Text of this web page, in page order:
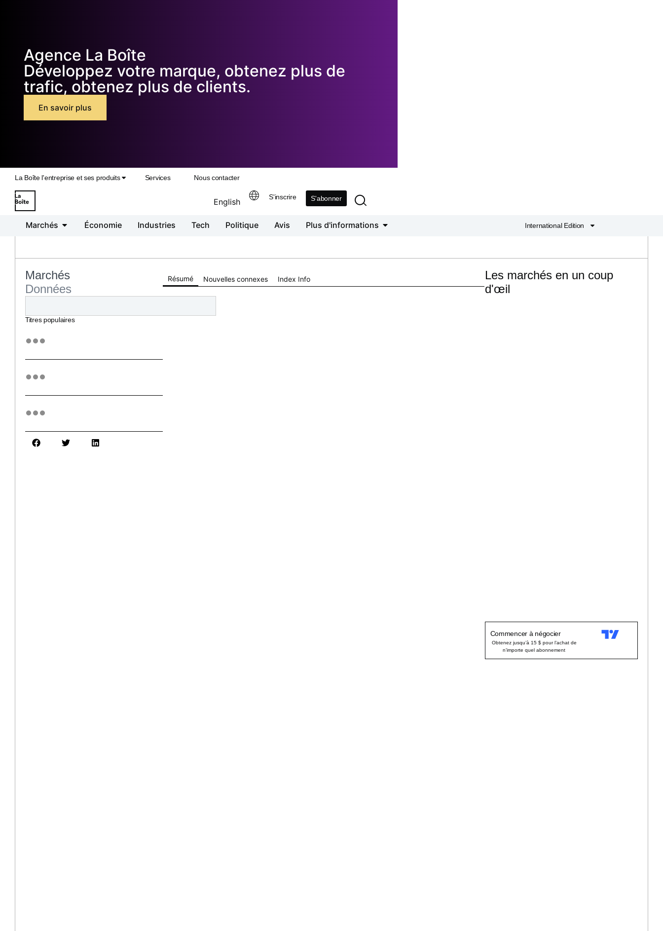
Agence La Boîte
Développez votre marque, obtenez plus de
trafic, obtenez plus de clients.
En savoir plus
La Boîte l'entreprise et ses produits Services Nous contacter
English S'inscrire S'abonner
Marchés Économie Industries Tech Politique Avis Plus d'informations International Edition
Marchés
Données
Titres populaires
Résumé Nouvelles connexes Index Info
Les marchés en un coup
d'œil
Commencer à négocier
Obtenez jusqu’à 15 $ pour l’achat de
n’importe quel abonnement